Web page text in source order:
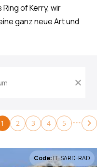
of Kerry, wir
ganz neue Art und
Datum
1 2 3 4 5
Code:IT-SARD-RAD